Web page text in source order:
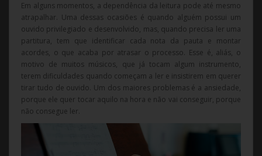
Em alguns momentos, a dependência da leitura pode até mesmo
atrapalhar. Uma dessas ocasiões é quando alguém possui um
ouvido privilegiado e desenvolvido, mas, quando precisa ler uma
partitura, tem que identificar cada nota da pauta e montar
acordes, o que acaba por atrasar o processo. Esse é, aliás, o
motivo de muitos músicos, que já tocam algum instrumento,
terem dificuldades quando começam a ler e insistirem em querer
tirar tudo de ouvido. Um dos maiores problemas é a ansiedade,
porque ele quer tocar aquilo na hora e não vai conseguir, porque
não consegue ler.